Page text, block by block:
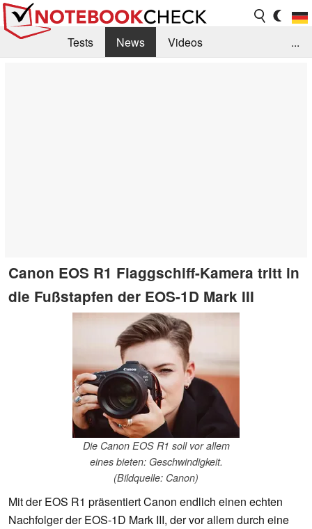
Tests News
Videos
...
Canon EOS R1 Flaggschiff-Kamera tritt in
die Fußstapfen der EOS-1D Mark III
Die Canon EOS R1 soll vor allem
eines bieten: Geschwindigkeit.
(Bildquelle: Canon)
Mit der EOS R1 präsentiert Canon endlich einen echten
Nachfolger der EOS-1D Mark III, der vor allem durch eine